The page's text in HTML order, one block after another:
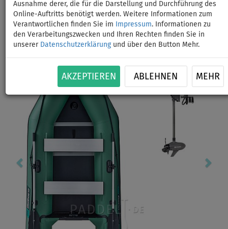
Ausnahme derer, die für die Darstellung und Durchführung des
Online-Auftritts benötigt werden. Weitere Informationen zum
Verantwortlichen finden Sie im
Impressum. Informationen zu
den Verarbeitungszwecken und Ihren Rechten finden Sie in
unserer Datenschutzerklärungund über den Button Mehr.
AKZEPTIEREN ABLEHNEN MEHR
Elektromotor PRIME 70 12V